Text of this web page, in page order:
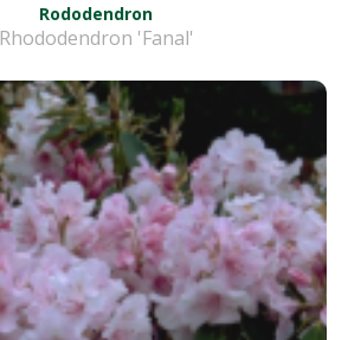
Rododendron
Rhododendron 'Fanal'